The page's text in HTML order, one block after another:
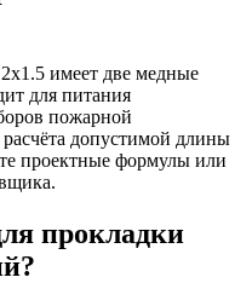
имеет две медные
для питания
пожарной
допустимой длины
проектные формулы или
прокладки